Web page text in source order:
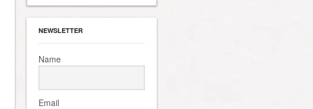
NEWSLETTER
Name
Email